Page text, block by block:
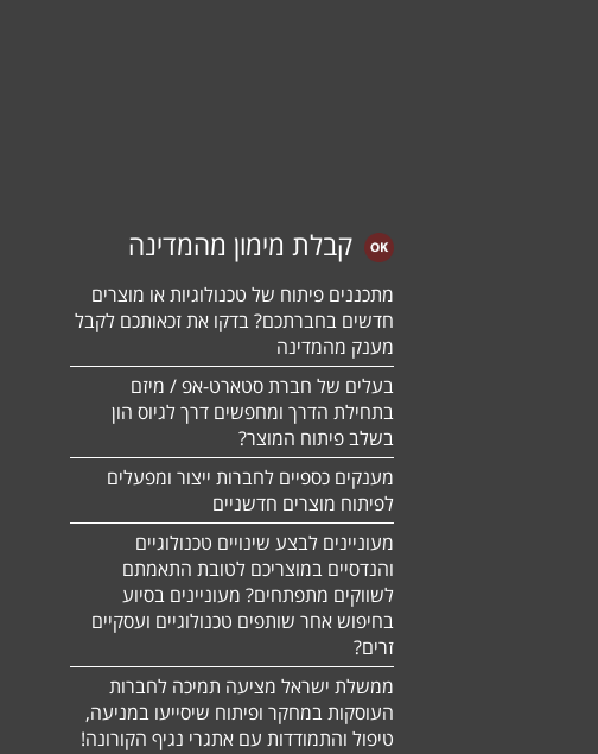
קבלת מימון מהמדינה
מתכננים פיתוח של טכנולוגיות או מוצרים
חדשים בחברתכם? בדקו את זכאותכם לקבל
מענק מהמדינה
בעלים של חברת סטארט-אפ / מיזם
בתחילת הדרך ומחפשים דרך לגיוס הון
בשלב פיתוח המוצר?
מענקים כספיים לחברות ייצור ומפעלים
לפיתוח מוצרים חדשניים
מעוניינים לבצע שינויים טכנולוגיים
והנדסיים במוצריכם לטובת התאמתם
לשווקים מתפתחים? מעוניינים בסיוע
בחיפוש אחר שותפים טכנולוגיים ועסקיים
זרים?
ממשלת ישראל מציעה תמיכה לחברות
העוסקות במחקר ופיתוח שיסייעו במניעה,
טיפול והתמודדות עם אתגרי נגיף הקורונה!